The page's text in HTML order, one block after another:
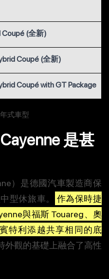
Coupé (全新)
Coupé (全新)
Coupé with GT Package
式車型
是甚
）是德國汽車製造商保
型休旅車。
作為保時捷
與福斯 Touareg、奧
特利添越共享相同的底
外觀的基礎上融合了高性